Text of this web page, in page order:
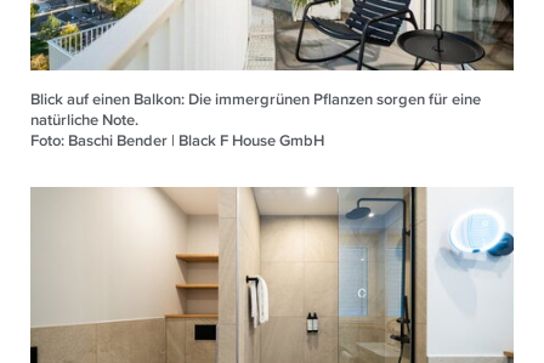
Blick auf einen Balkon: Die immergrünen Pflanzen sorgen für eine
natürliche Note.
Foto: Baschi Bender | Black F House GmbH